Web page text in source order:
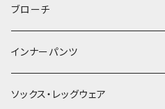
ヘアゴム
簪
ブローチ
インナーパンツ
ソックス・レッグウェア